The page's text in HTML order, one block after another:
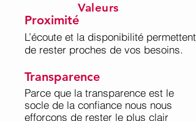
Valeurs
Proximité
L’écoute et la disponibilité permettent
de rester proches de vos besoins.
Transparence
Parce que la transparence est le
socle de la confiance nous nous
efforçons de rester le plus clair